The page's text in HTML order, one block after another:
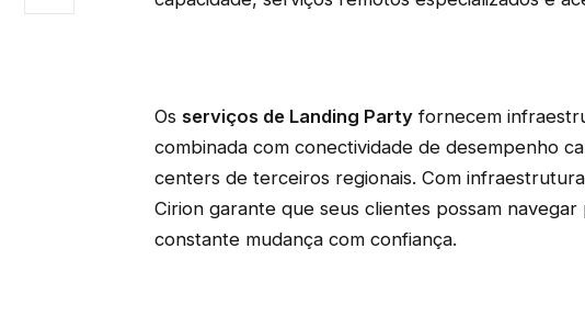
Os serviços de Landing Partyfornecem
combinada com conectividade de desempenho
centers de terceiros regionais. Com
Cirion garante que seus clientes possam
constante mudança com confiança.